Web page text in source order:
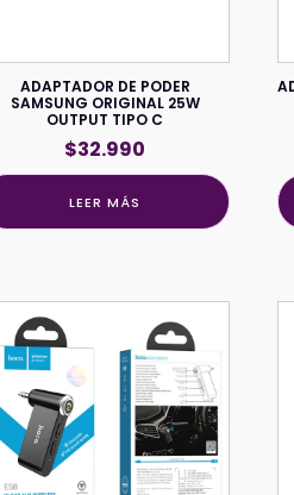
ADAPTADOR DE PODER
SAMSUNG ORIGINAL 25W
OUTPUT TIPO C
$32.990
LEER MÁS